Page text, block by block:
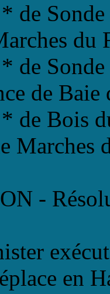
de
du
de
de Baie
de Bois
Marches
-
en